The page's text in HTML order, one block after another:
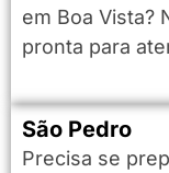
em Boa Vista?
pronta para
São Pedro
Precisa se